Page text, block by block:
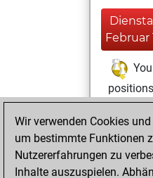
Februar
positions
2022
Wir verwenden Cookies
um bestimmte Funktionen
Nutzererfahrungen zu
Inhalte auszuspielen.